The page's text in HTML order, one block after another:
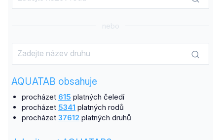
nebo
AQUATAB obsahuje
procházet 615 platných čeledí
procházet 5341 platných rodů
procházet 37612 platných druhů